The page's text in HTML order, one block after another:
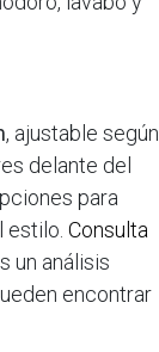
, ajustable según
delante del
para
Consulta
un análisis
encontrar